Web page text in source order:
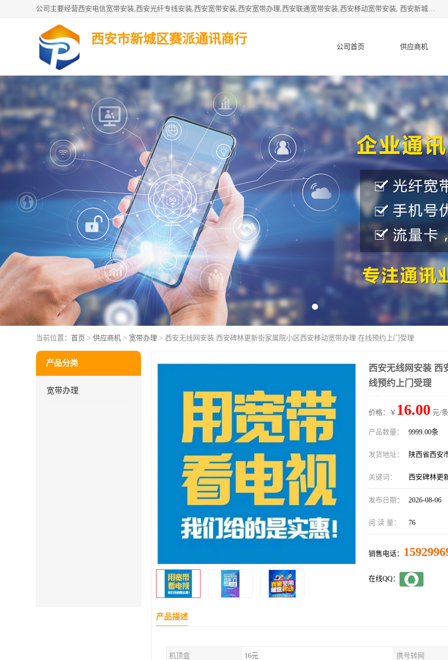
公司主要经营西安电信宽带安装,西安光纤专线安装,西安宽带安装,西安宽带办理,西安联通宽带安装,西安移动宽带安装, 西安新城赛派通讯商行从事西安地区的联通，移动，电信宽带安装，光纤专线安装，宽带办理等业务
西安市新城区赛派通讯商行
公司首页 供应商机
产品知识 客户案例
当前位置： 首页 > 供应商机 > 宽带办理 > 西安无线网安装 西安碑林更新街家属院小区西安移动宽带办理 在线预约上门受理
产品分类
宽带办理
西安无线网安装 西
线预约上门受理
价格：￥ 16.00 元/
产品数量： 9999.00条
发货地址： 陕西省西安
关键词： 西安碑林更
发布日期： 2026-08-06
阅 读 量： 76
销售电话：
在线QQ：
产品描述
机顶盒 16元 携号转网